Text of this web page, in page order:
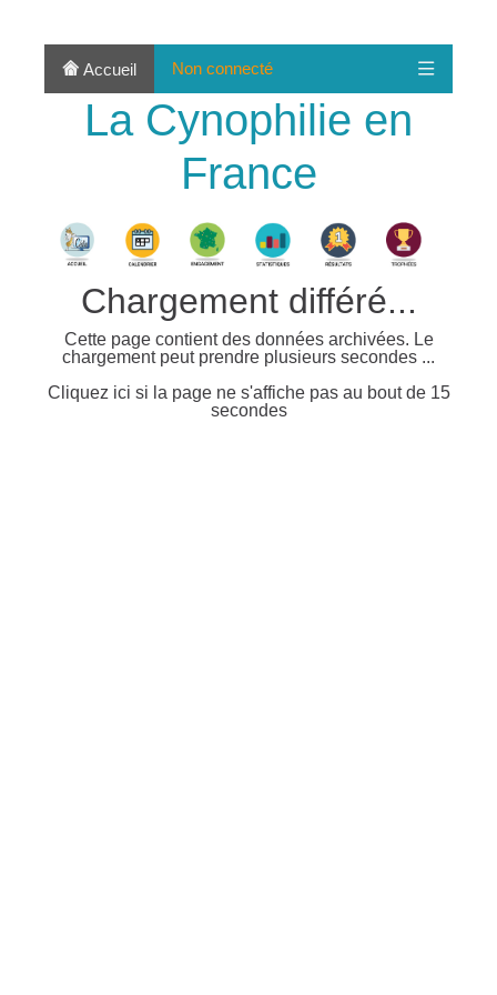
Accueil Non connecté
La Cynophilie en
France
Chargement différé...
Cette page contient des données archivées. Le
chargement peut prendre plusieurs secondes ...
Cliquez ici si la page ne s'affiche pas au bout de 15
secondes